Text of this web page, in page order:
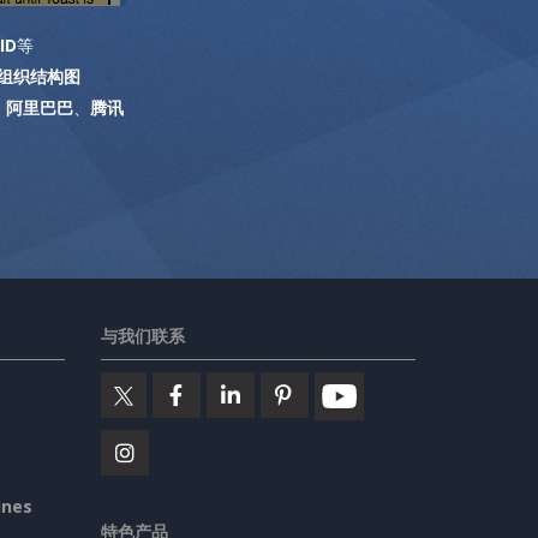
等
织结构图
阿里巴巴、 腾讯
与我们联系
特色产品